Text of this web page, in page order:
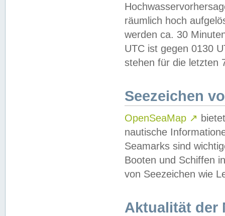
räumlich hoch
werden ca. 30
UTC ist gegen 0130
stehen für die letzten
Seezeichen
OpenSeaMap ↗
nautische
Seamarks sind
Booten und Schiffen
von Seezeichen wie
Aktualität der